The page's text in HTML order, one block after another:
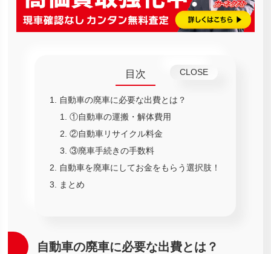
目次
自動車の廃車に必要な出費とは？
①自動車の運搬・解体費用
②自動車リサイクル料金
③廃車手続きの手数料
自動車を廃車にしてお金をもらう選択肢！
まとめ
自動車の廃車に必要な出費とは？